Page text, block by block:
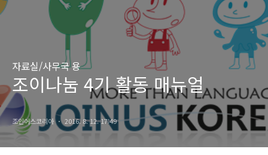
자료실/사무국 용
조이나눔 4기 활동 매뉴얼
조인어스코리아 2016. 8. 12. 17:49